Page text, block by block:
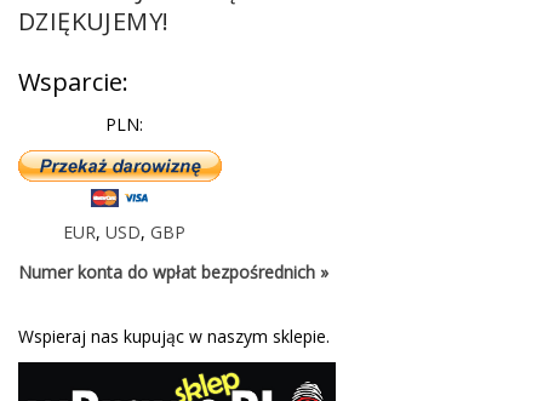
DZIĘKUJEMY!
Wsparcie:
PLN:
EUR, USD, GBP
Numer konta do wpłat bezpośrednich »
Wspieraj nas kupując w naszym sklepie.